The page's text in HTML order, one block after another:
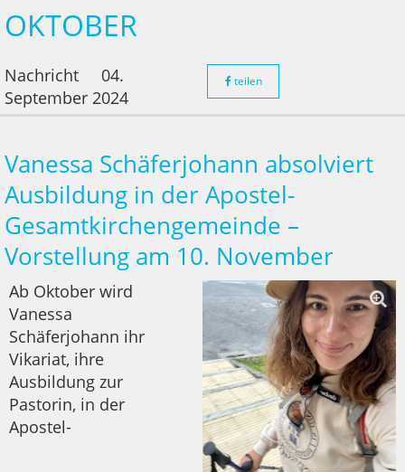
OKTOBER
Nachricht
04.
September 2024
teilen
Vanessa Schäferjohann absolviert
Ausbildung in der Apostel-
Gesamtkirchengemeinde –
Vorstellung am 10. November
Ab Oktober wird
Vanessa
Schäferjohann ihr
Vikariat, ihre
Ausbildung zur
Pastorin, in der
Apostel-